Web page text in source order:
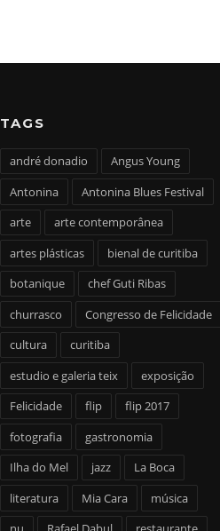
TAGS
andré donadio
Angus Young
Antonina
Antonina Blues Festival
arte
arte contemporânea
artes plásticas
bienal de curitiba
botanique
chef Guti Ribas
churrasco
Congresso de Felicidade
cultura
curitiba
estudio e galeria teix
exposição
Felicidade
flip
flip 2017
fotografia
gastronomia
Ilha do Mel
jazz
La Boca
literatura
Mia Cara
música